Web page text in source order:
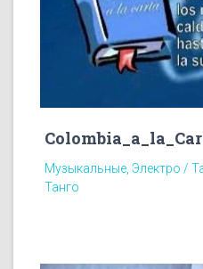
Музыкальные, Электро /
Танго